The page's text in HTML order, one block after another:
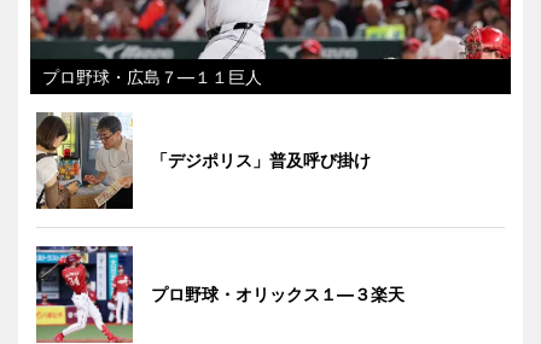
プロ野球・広島７―１１巨人
「デジポリス」普及呼び掛け
プロ野球・オリックス１―３楽天